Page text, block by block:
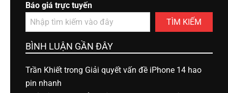
Báo giá trực tuyến
TÌM KIẾM
BÌNH LUẬN GẦN ĐÂY
Trần Khiết trong Giải quyết vấn đề iPhone 14 hao
pin nhanh